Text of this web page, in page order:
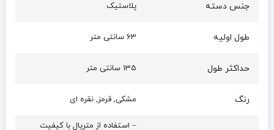
جنس دسته پلاستیک
طول اولیه 63 سانتی متر
حداکثر طول 135 سانتی متر
رنگ مشکی, قرمز, نقره ای
– استفاده از متریال با کیفیت